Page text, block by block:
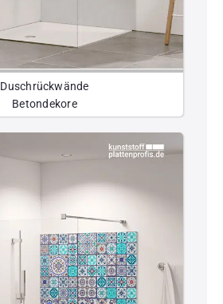
Duschrückwände
Betondekore